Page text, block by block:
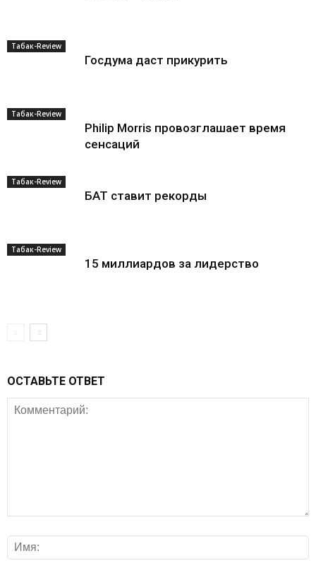
Табак-Review
Госдума даст прикурить
Табак-Review
Philip Morris провозглашает время
сенсаций
Табак-Review
БАТ ставит рекорды
Табак-Review
15 миллиардов за лидерство
ОСТАВЬТЕ ОТВЕТ